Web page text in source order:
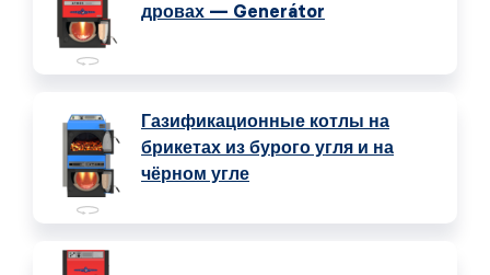
дровах — Generátor
Газификационные котлы на
брикетах из бурого угля и на
чёрном угле